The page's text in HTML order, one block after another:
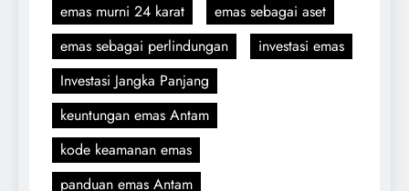
emas murni 24 karat
emas sebagai aset
emas sebagai perlindungan
investasi emas
Investasi Jangka Panjang
keuntungan emas Antam
kode keamanan emas
panduan emas Antam